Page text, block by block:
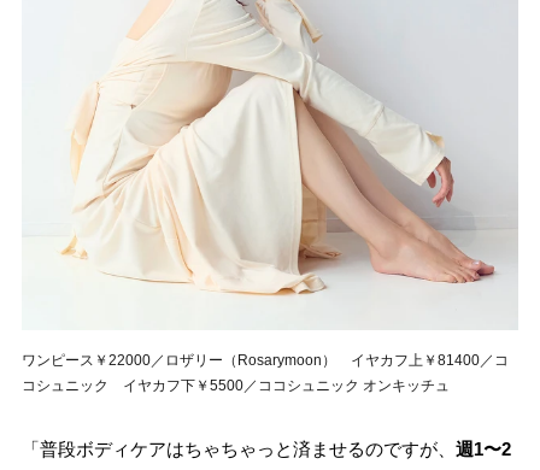
ワンピース￥22000／ロザリー（Rosarymoon） イヤカフ上￥81400／コ
コシュニック イヤカフ下￥5500／ココシュニック オンキッチュ
「普段ボディケアはちゃちゃっと済ませるのですが、 週1〜2